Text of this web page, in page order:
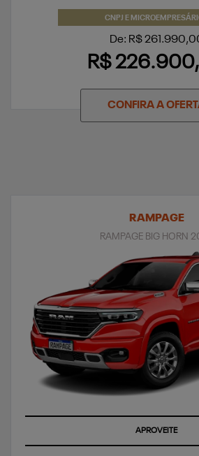
CNPJ E
De: R$
R$
CONFIRA A
RAMPAGE
RAMPAGE BIG HORN
TAXA ZERO